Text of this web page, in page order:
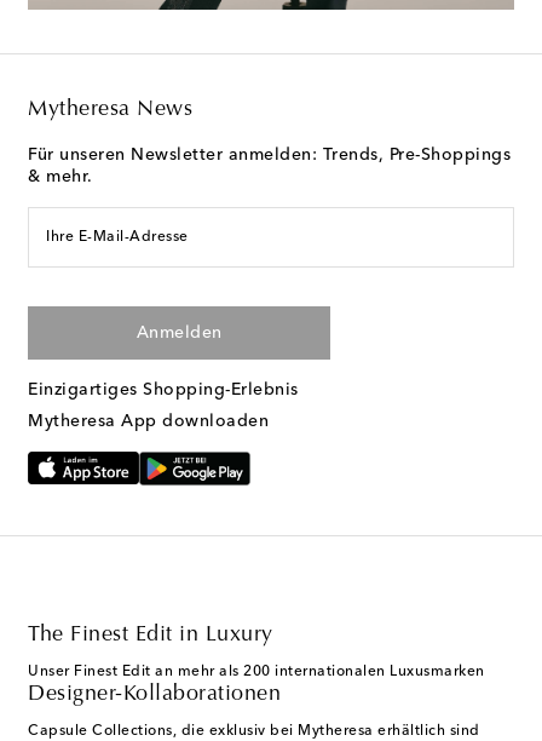
Mytheresa News
Für unseren Newsletter anmelden: Trends, Pre-Shoppings
& mehr.
Ihre E-Mail-Adresse
Anmelden
Einzigartiges Shopping-Erlebnis
Mytheresa App downloaden
The Finest Edit in Luxury
Unser Finest Edit an mehr als 200 internationalen Luxusmarken
Designer-Kollaborationen
Capsule Collections, die exklusiv bei Mytheresa erhältlich sind